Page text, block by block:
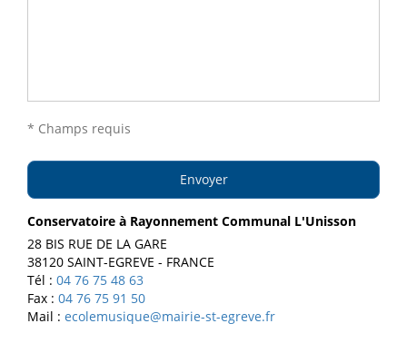
* Champs requis
Envoyer
Conservatoire à Rayonnement Communal L'Unisson
28 BIS RUE DE LA GARE
38120 SAINT-EGREVE - FRANCE
Tél : 04 76 75 48 63
Fax : 04 76 75 91 50
Mail : ecolemusique@mairie-st-egreve.fr